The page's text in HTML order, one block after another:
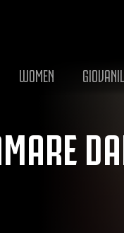
WOMEN